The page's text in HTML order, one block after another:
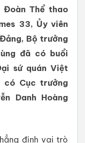
Đoàn Thể thao
33, Ủy viên
Bộ trưởng
đã có buổi
sứ quán Việt
có Cục trưởng
Danh Hoàng
định vai trò